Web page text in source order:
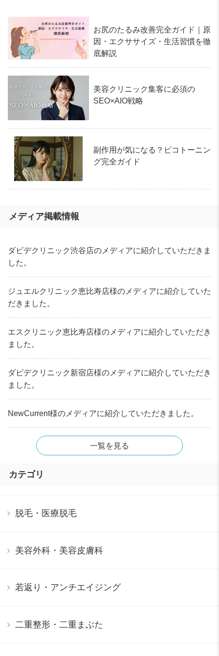
お尻のたるみ改善完全ガイド｜原
因・エクササイズ・生活習慣を徹
底解説
美容クリニック集客に必須の
SEO×AIO戦略
副作用が気になる？ピコトーニン
グ完全ガイド
メディア掲載情報
ダビデクリニック渋谷店のメディアに紹介していただきま
した。
ジュエルクリニック恵比寿店様のメディアに紹介していた
だきました。
エスクリニック恵比寿店様のメディアに紹介していただき
ました。
ダビデクリニック新宿店様のメディアに紹介していただき
ました。
NewCurrent様のメディアに紹介していただきました。
一覧を見る
カテゴリ
脱毛・医療脱毛
美容外科・美容皮膚科
若返り・アンチエイジング
二重整形・二重まぶた